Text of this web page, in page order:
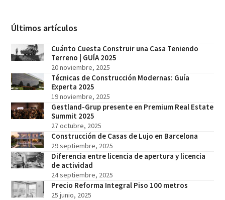
Últimos artículos
Cuánto Cuesta Construir una Casa Teniendo
Terreno | GUÍA 2025
20 noviembre, 2025
Técnicas de Construcción Modernas: Guía
Experta 2025
19 noviembre, 2025
Gestland-Grup presente en Premium Real Estate
Summit 2025
27 octubre, 2025
Construcción de Casas de Lujo en Barcelona
29 septiembre, 2025
Diferencia entre licencia de apertura y licencia
de actividad
24 septiembre, 2025
Precio Reforma Integral Piso 100 metros
25 junio, 2025